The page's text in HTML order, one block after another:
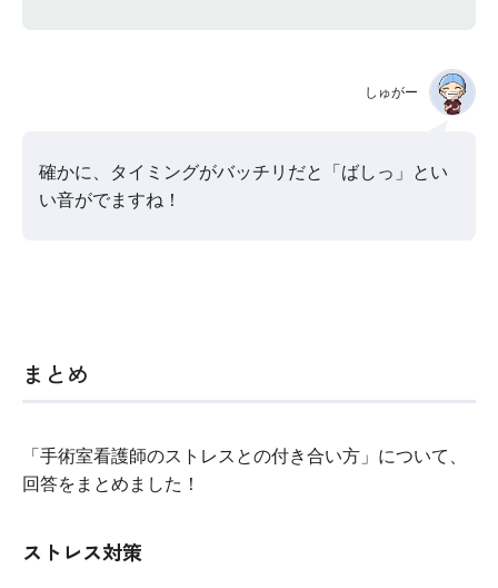
しゅがー
確かに、タイミングがバッチリだと「ばしっ」とい
い音がでますね！
まとめ
「手術室看護師のストレスとの付き合い方」について、
回答をまとめました！
ストレス対策